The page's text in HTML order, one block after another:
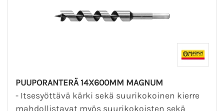
PUUPORANTERÄ 14X600MM MAGNUM
- Itsesyöttävä kärki sekä suurikokoinen kierre
mahdollistavat myös suurikokoisten sekä